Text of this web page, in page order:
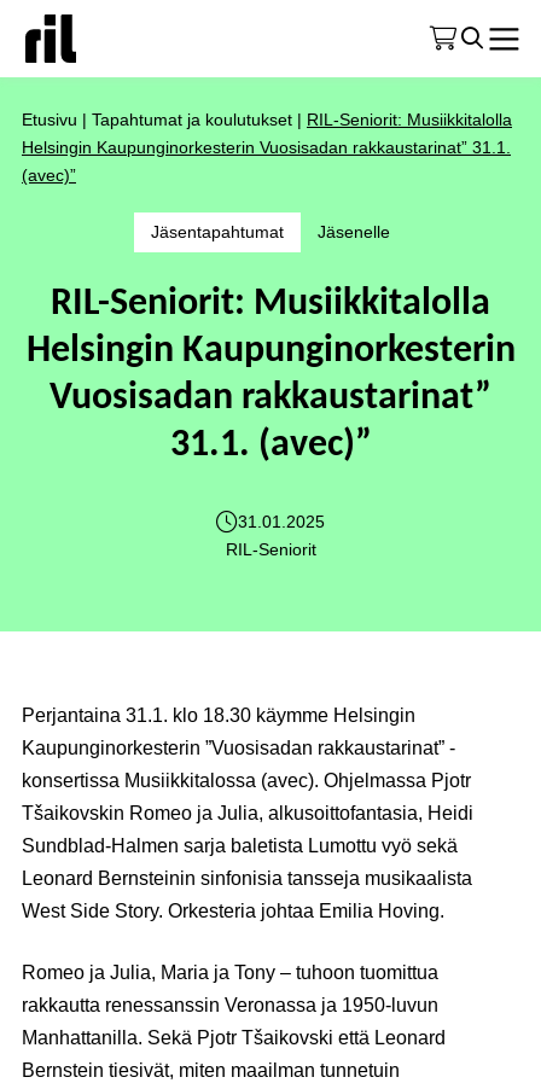
Etusivu | Tapahtumat ja koulutukset | RIL-Seniorit: Musiikkitalolla
Helsingin Kaupunginorkesterin Vuosisadan rakkaustarinat” 31.1.
(avec)”
Jäsentapahtumat Jäsenelle
RIL-Seniorit: Musiikkitalolla
Helsingin Kaupunginorkesterin
Vuosisadan rakkaustarinat”
31.1. (avec)”
31.01.2025
RIL-Seniorit
Perjantaina 31.1. klo 18.30 käymme Helsingin
Kaupunginorkesterin ”Vuosisadan rakkaustarinat” -
konsertissa Musiikkitalossa (avec). Ohjelmassa Pjotr
Tšaikovskin Romeo ja Julia, alkusoittofantasia, Heidi
Sundblad-Halmen sarja baletista Lumottu vyö sekä
Leonard Bernsteinin sinfonisia tansseja musikaalista
West Side Story. Orkesteria johtaa Emilia Hoving.
Romeo ja Julia, Maria ja Tony – tuhoon tuomittua
rakkautta renessanssin Veronassa ja 1950-luvun
Manhattanilla. Sekä Pjotr Tšaikovski että Leonard
Bernstein tiesivät, miten maailman tunnetuin